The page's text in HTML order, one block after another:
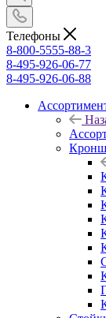
Телефоны
8-800-5555-88-3
8-495-926-06-77
8-495-926-06-88